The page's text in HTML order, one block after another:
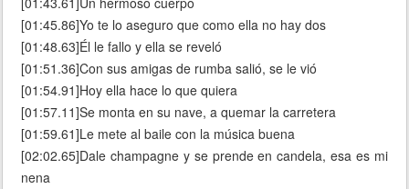
[01:45.86]Yo te lo aseguro que como ella no hay dos
[01:48.63]Él le fallo y ella se reveló
[01:51.36]Con sus amigas de rumba salió, se le vió
[01:54.91]Hoy ella hace lo que quiera
[01:57.11]Se monta en su nave, a quemar la carretera
[01:59.61]Le mete al baile con la música buena
[02:02.65]Dale champagne y se prende en candela, esa es mi
nena